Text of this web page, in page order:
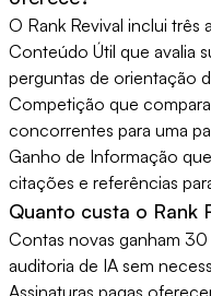
O Rank Revival inclui três
Conteúdo Útil que avalia
perguntas de orientação
Competição que
concorrentes para uma
Ganho de Informação
citações e referências
Quanto custa o Rank
Contas novas ganham
auditoria de IA sem
Assinaturas pagas